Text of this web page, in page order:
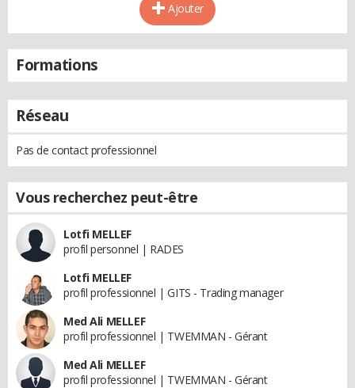
Ajouter
Formations
Réseau
Pas de contact professionnel
Vous recherchez peut-être
Lotfi MELLEF
profil personnel | RADES
Lotfi MELLEF
profil professionnel | GITS - Trading manager
Med Ali MELLEF
profil professionnel | TWEMMAN - Gérant
Med Ali MELLEF
profil professionnel | TWEMMAN - Gérant